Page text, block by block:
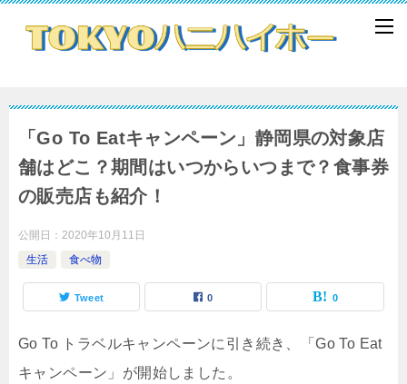
「Go To Eatキャンペーン」静岡県の対象店
舗はどこ？期間はいつからいつまで？食事券
の販売店も紹介！
公開日： 2020年10月11日
生活
食べ物
Tweet 0 0
Go To トラベルキャンペーンに引き続き、「Go To Eat
キャンペーン」が開始しました。